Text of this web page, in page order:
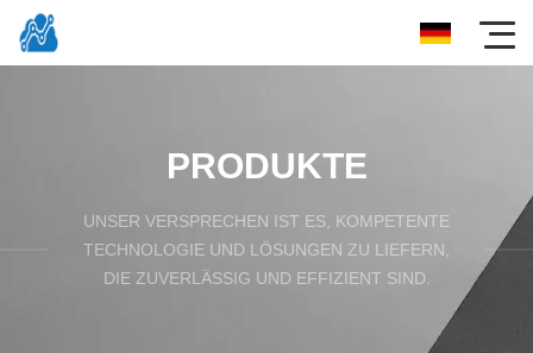
PRODUKTE
UNSER VERSPRECHEN IST ES, KOMPETENTE
TECHNOLOGIE UND LÖSUNGEN ZU LIEFERN,
DIE ZUVERLÄSSIG UND EFFIZIENT SIND.